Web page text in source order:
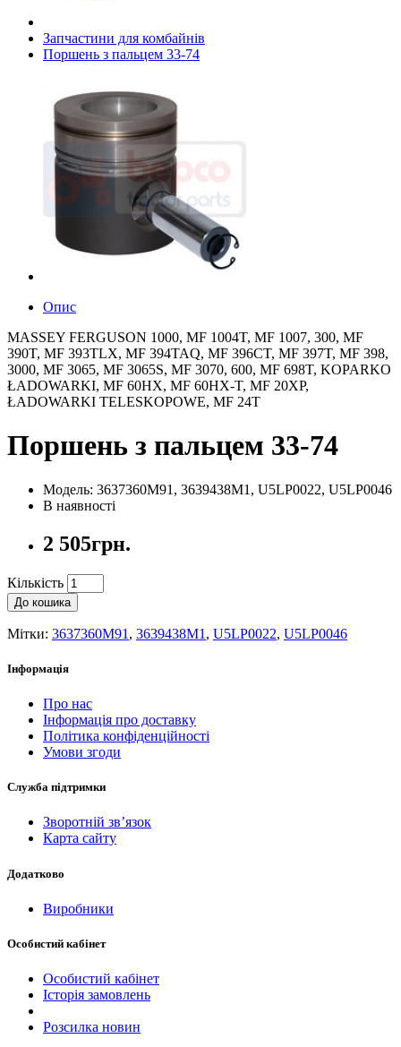
Запчастини для комбайнів
Поршень з пальцем 33-74
Опис
MASSEY FERGUSON 1000, MF 1004T, MF 1007, 300, MF
390T, MF 393TLX, MF 394TAQ, MF 396CT, MF 397T, MF 398,
3000, MF 3065, MF 3065S, MF 3070, 600, MF 698T, KOPARKO
ŁADOWARKI, MF 60HX, MF 60HX-T, MF 20XP,
ŁADOWARKI TELESKOPOWE, MF 24T
Поршень з пальцем 33-74
Модель: 3637360M91, 3639438M1, U5LP0022, U5LP0046
В наявності
2 505грн.
Кількість
До кошика
Мітки: 3637360M91 , 3639438M1 , U5LP0022, U5LP0046
Інформація
Про нас
Інформація про доставку
Політика конфіденційності
Умови згоди
Служба підтримки
Зворотній зв’язок
Карта сайту
Додатково
Виробники
Особистий кабінет
Особистий кабінет
Історія замовлень
Розсилка новин